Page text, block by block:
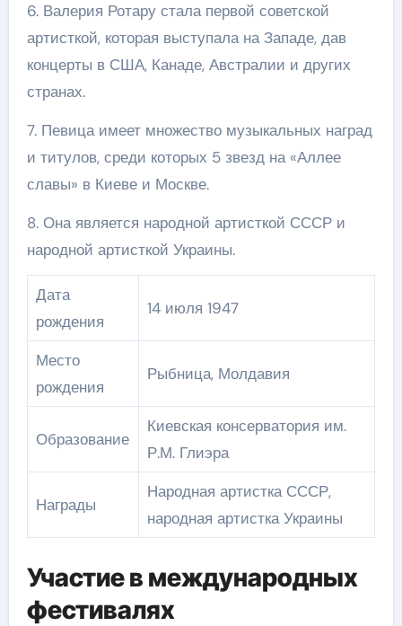
6. Валерия Ротару стала первой советской
артисткой, которая выступала на Западе, дав
концерты в США, Канаде, Австралии и других
странах.
7. Певица имеет множество музыкальных наград
и титулов, среди которых 5 звезд на «Аллее
славы» в Киеве и Москве.
8. Она является народной артисткой СССР и
народной артисткой Украины.
Дата
рождения
14 июля 1947
Место
рождения
Рыбница, Молдавия
Образование
Киевская консерватория им.
Р.М. Глиэра
Награды
Народная артистка СССР,
народная артистка Украины
Участие в международных
фестивалях